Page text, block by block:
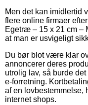
Men det kan imidlertid
flere online firmaer
Egetræ – 15 x 21 cm –
at man er usvigeligt
Du bør blot være klar
annoncerer deres
utrolig lav, så burde
e-forretning.
af en lovbestemmelse,
internet shops.